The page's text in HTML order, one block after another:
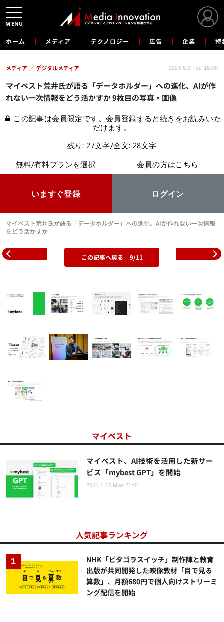
ホーム メディア テクノロジー 広告 企業 特
マイベスト荒井氏が語る「データホルダー」への進化、AIが作
れない一次情報をどう活かすか 9枚目の写真・画像
メディア デジタルメディア 2026.6.9 Tue 16:00
この記事は会員限定です。会員登録すると続きをお読みいた
だけます。
残り: 27文字/全文: 28文字
無料/有料プランを選択
いますぐ登録
会員の方はこちら
ログイン
マイベスト荒井氏が語る「データホルダー」への進化、AIが作れない一次情報
をどう活かすか
この記事へ戻る 9/11
マイベスト
マイベスト、AI技術を活用した新サー
ビス「mybest GPT」を開始
2024.1.15 Mon 21:01
人気記事ランキング
NHK「ピタゴラスイッチ」制作陣と教育
出版が共同開発した映像教材「目で見る
算数」、月額680円で個人向けストリーミ
ング配信を開始
MENU